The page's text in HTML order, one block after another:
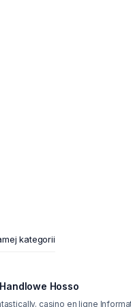
kategorii
Hosso
casino en ligne